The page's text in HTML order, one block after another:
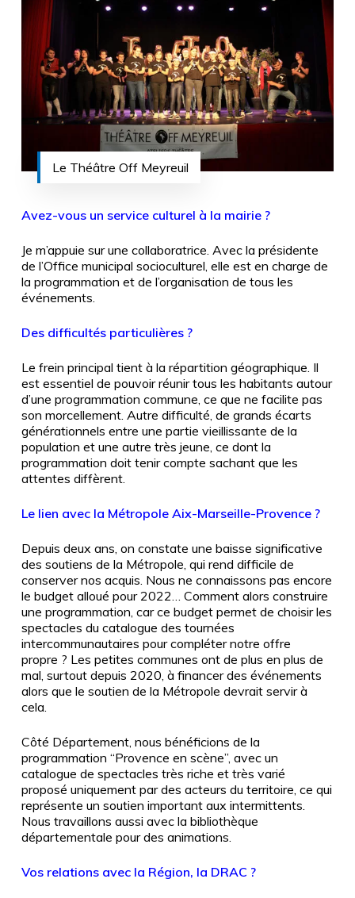
Le Théâtre Off Meyreuil
Avez-vous un service culturel à la mairie ?
Je m’appuie sur une collaboratrice. Avec la présidente
de l’Office municipal socioculturel, elle est en charge de
la programmation et de l’organisation de tous les
événements.
Des difficultés particulières ?
Le frein principal tient à la répartition géographique. Il
est essentiel de pouvoir réunir tous les habitants autour
d’une programmation commune, ce que ne facilite pas
son morcellement. Autre difficulté, de grands écarts
générationnels entre une partie vieillissante de la
population et une autre très jeune, ce dont la
programmation doit tenir compte sachant que les
attentes diffèrent.
Le lien avec la Métropole Aix-Marseille-Provence ?
Depuis deux ans, on constate une baisse significative
des soutiens de la Métropole, qui rend difficile de
conserver nos acquis. Nous ne connaissons pas encore
le budget alloué pour 2022… Comment alors construire
une programmation, car ce budget permet de choisir les
spectacles du catalogue des tournées
intercommunautaires pour compléter notre offre
propre ? Les petites communes ont de plus en plus de
mal, surtout depuis 2020, à financer des événements
alors que le soutien de la Métropole devrait servir à
cela.
Côté Département, nous bénéficions de la
programmation “Provence en scène”, avec un
catalogue de spectacles très riche et très varié
proposé uniquement par des acteurs du territoire, ce qui
représente un soutien important aux intermittents.
Nous travaillons aussi avec la bibliothèque
départementale pour des animations.
Vos relations avec la Région, la DRAC ?